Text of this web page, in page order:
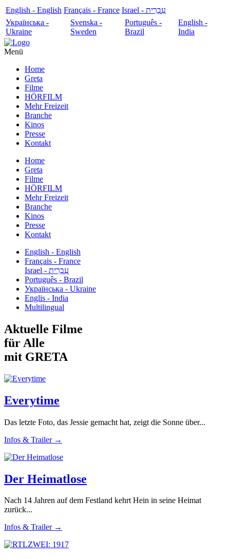
English - English Français - France
עִבְרִית - Israel
Українська -
Ukraine
Svenska -
Sweden
Português -
Brazil
English -
India
Menü
Home
Greta
Filme
HÖRFILM
Mehr Freizeit
Branche
Kinos
Presse
Kontakt
Home
Greta
Filme
HÖRFILM
Mehr Freizeit
Branche
Kinos
Presse
Kontakt
English - English
Français - France
עִבְרִית - Israel
Português - Brazil
Українська - Ukraine
Englis - India
Multilingual
Aktuelle Filme
für Alle
mit GRETA
Everytime
Das letzte Foto, das Jessie gemacht hat, zeigt die Sonne über...
Infos & Trailer →
Der Heimatlose
Nach 14 Jahren auf dem Festland kehrt Hein in seine Heimat
zurück...
Infos & Trailer →